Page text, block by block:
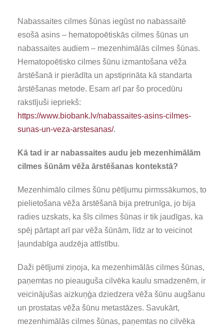
Nabassaites cilmes šūnas iegūst no nabassaitē
esošā asins – hematopoētiskās cilmes šūnas un
nabassaites audiem – mezenhimālās cilmes šūnas.
Hematopoētisko cilmes šūnu izmantošana vēža
ārstēšanā ir pierādīta un apstiprināta kā standarta
ārstēšanas metode. Esam arī par šo procedūru
rakstījuši iepriekš:
https://www.biobank.lv/nabassaites-asins-cilmes-
sunas-un-veza-arstesanas/.
Kā tad ir ar nabassaites audu jeb mezenhimālām
cilmes šūnām vēža ārstēšanas kontekstā?
Mezenhimālo cilmes šūnu pētījumu pirmssākumos, to
pielietošana vēža ārstēšanā bija pretrunīga, jo bija
radies uzskats, ka šīs cilmes šūnas ir tik jaudīgas, ka
spēj pārtapt arī par vēža šūnām, līdz ar to veicinot
ļaundabīga audzēja attīstību.
Daži pētījumi ziņoja, ka mezenhimālās cilmes šūnas,
paņemtas no pieauguša cilvēka kaulu smadzenēm, ir
veicinājušas aizkuņģa dziedzera vēža šūnu augšanu
un prostatas vēža šūnu metastāzes. Savukārt,
mezenhimālās cilmes šūnas, paņemtas no cilvēka